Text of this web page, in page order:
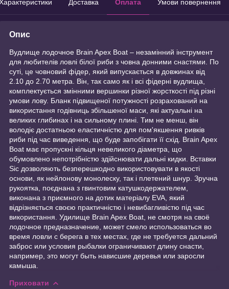
Доставка Оплата Умови повернення
Опис
Вудлище лодочное Brain Apex Boat – незамінний інструмент
для любителів ловлі білої риби з човна донними снастями. По
суті, це човновий фідер, який випускається в довжинах від
2.10 до 2.70 метра. Він, так само як і всі фідерні вудлища,
комплектується змінними вершинки різної жорсткості під різні
умови лову. Бланк підвищеної потужності розрахований на
використання годівниць збільшеної маси, які актуальні на
великих глибинах і на сильному плині. Тим не менш, він
володіє достатньою еластичністю для пом'якшення ривків
риби під час виведення, що буде запобігати її схід. Brain Apex
Boat має пропускні кільця невеликого діаметра, що
обумовлено непотрібністю здійснювати дальні кидки. Вставки
Sic дозволяють безперешкодно використовувати в якості
основи, як нейлонову монолеску, так і плетений шнур. Зручна
рукоятка, поєднана з гвинтовим катушкодержателем,
виконана з приємного на дотик матеріалу EVA, який
відрізняється своєю практичністю і невибагливістю під час
використання. Удилище Brain Apex Boat, не смотря на своё
лодочное предназначение, может смело использоваться во
время ловли с берега в тех местах, где не требуется дальний
заброс или условия рыбалки ограничивают длину снасти,
например, это могут быть нависшие деревья или заросли
камыша.
Приховати